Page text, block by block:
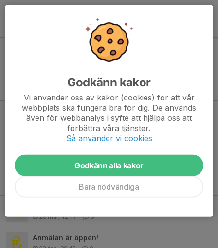
Sista möjligheten för beställning av lägertröja
Lägertröja CC 2026
Lägertröja CC 2026
18 jun, 10:42 0
Lägerboendet fullt!
11 maj, 07:22 0
Barmarksträning
0
28 mar, 12:17 0
Anmälan är öppen!
Godkänn kakor
Vi använder oss av kakor (cookies) för att vår
webbplats ska fungera bra för dig. De används
även för webbanalys i syfte att hjälpa oss att
förbättra våra tjänster.
Så använder vi cookies
Godkänn alla kakor
Bara nödvändiga